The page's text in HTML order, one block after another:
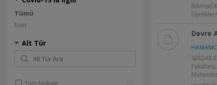
Tümü
Evet
Alt Tür
Tam Makale
Bilimsel
Devre
SERDAR